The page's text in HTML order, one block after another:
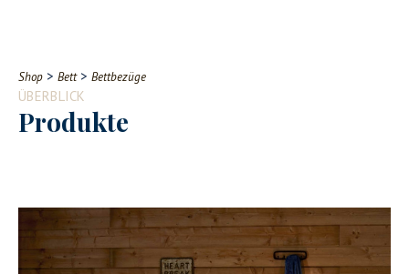
Contact
Shop > Bett> Bettbezüge
ÜBERBLICK
Produkte